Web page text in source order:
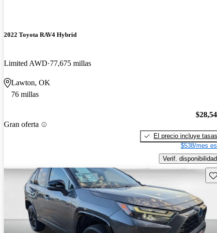
2022 Toyota RAV4 Hybrid
Limited AWD 77,675 millas
Lawton, OK
76 millas
Gran oferta
El precio incluye tasas
$538/mes
Verif. disponibilidad